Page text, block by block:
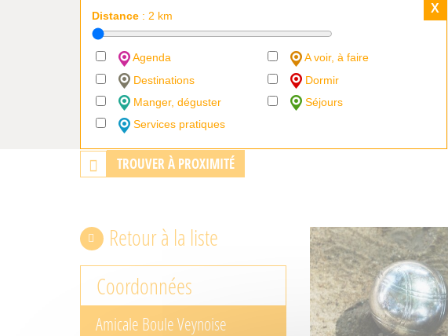
TROUVER À PROXIMITÉ
X
Distance : 2 km
Agenda
A voir, à faire
Destinations
Dormir
Manger, déguster
Séjours
Services pratiques
Retour à la liste
Coordonnées
Amicale Boule Veynoise